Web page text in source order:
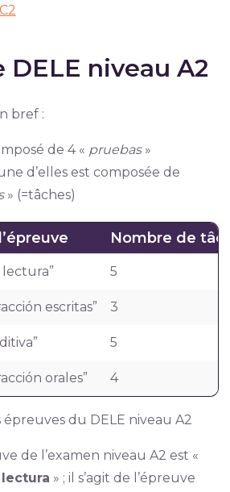
niveau A2
bref :
de 4 « pruebas»
d’elles est composée de
» (=tâches)
Nombre de
5
escritas” 3
5
orales” 4
épreuves du DELE niveau A2
de l’examen niveau A2 est «
» ; il s’agit de l’épreuve